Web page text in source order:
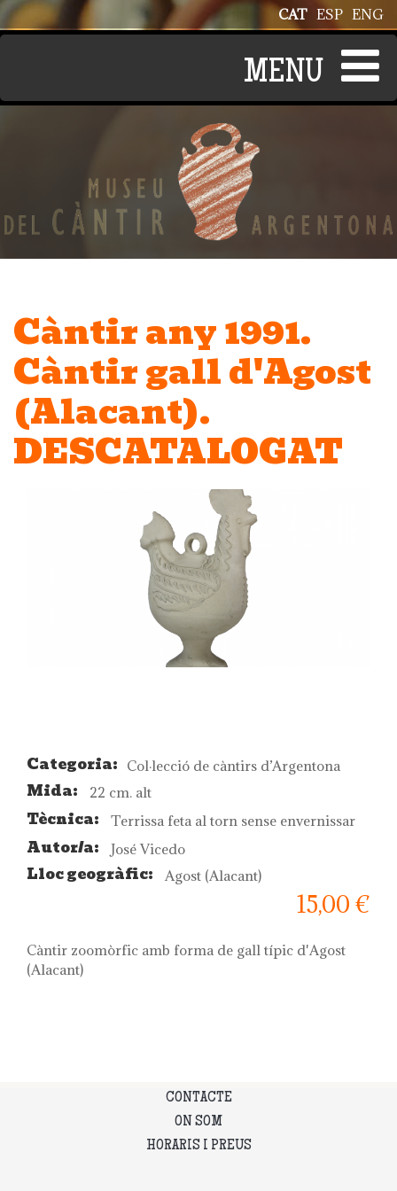
Vés al contingut ENG
ESP
CAT
Càntir any 1991.
Càntir gall d'Agost
(Alacant).
DESCATALOGAT
Categoria: Col·lecció de càntirs d’Argentona
Mida: 22 cm. alt
Tècnica: Terrissa feta al torn sense envernissar
Autor/a: José Vicedo
Lloc geogràfic: Agost (Alacant)
15,00 €
Càntir zoomòrfic amb forma de gall típic d'Agost
(Alacant)
CONTACTE
ON SOM
HORARIS I PREUS